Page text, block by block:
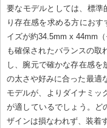
要なモデルとしては、標準
り存在感を求める方にお
イズが約34.5mm x 44mm
も確保されたバランスの取
し、腕元で確かな存在感
の太さや好みに合った最適
モデルが、よりダイナミッ
が適しているでしょう。ど
ザインは損なわれず、装着